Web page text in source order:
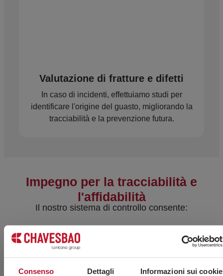
Consenso Dettagli Informazioni sui cookie
Valutazione di fratture e difetti
In caso di incidenti, effettuiamo studi per
identificare l'origine del guasto, migliorando la
tracciabilità e la prevenzione futura.
Impegno per la tracciabilità e
l'affidabilità
Il nostro sistema di controllo consente:
Verifica dei lotti